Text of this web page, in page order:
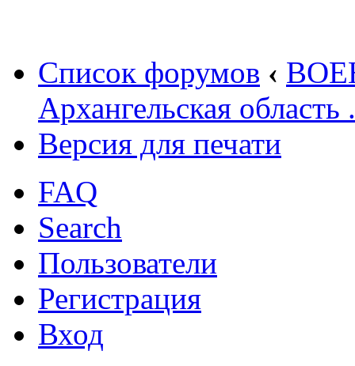
Список форумов ‹
Архангельская
Версия для печати
FAQ
Search
Пользователи
Регистрация
Вход